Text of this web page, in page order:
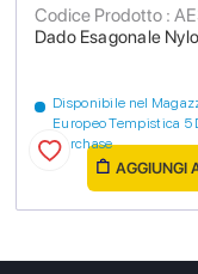
Dado Esagonale
Codice Prodotto :
Disponibile nel
Europeo Tempistica 5
purchase
AGGIUNGI